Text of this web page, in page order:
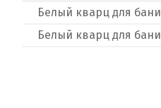
Белый кварц для бани
Белый кварц для бани